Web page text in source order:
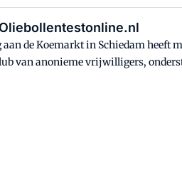
de Koemarkt in Schiedam heeft
van anonieme vrijwilligers,